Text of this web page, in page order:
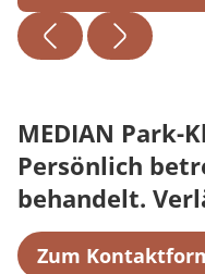
MEDIAN Park-
Persönlich
behandelt.
Zum